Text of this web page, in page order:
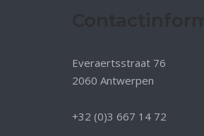
Everaertsstraat 76
2060 Antwerpen
+32 (0)3 667 14 72